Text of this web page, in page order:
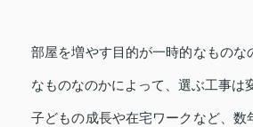
部屋を増やす目的が一時的なものな
なものなのかによって、選ぶ工事は
子どもの成長や在宅ワークなど、数